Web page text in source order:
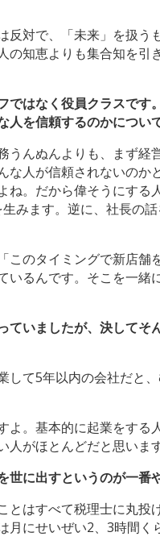
対で、「未来」を扱う
知恵よりも集合知を引
はなく役員クラスです
を信頼するのかについ
んぬんよりも、まず経
人が信頼されないのか
。だから偉そうにする
みます。逆に、社長の
のタイミングで新店舗
るんです。そこを一緒
いましたが、決してそ
て5年以内の会社だと
。基本的に起業をする
がほとんどだと思います
に出すというのが一番
はすべて税理士に丸投
にせいぜい2、3時間く